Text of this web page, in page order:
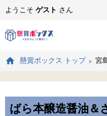
ようこそ ゲスト さん
懸賞ボックス トップ 宮
ばら本醸造醤油＆